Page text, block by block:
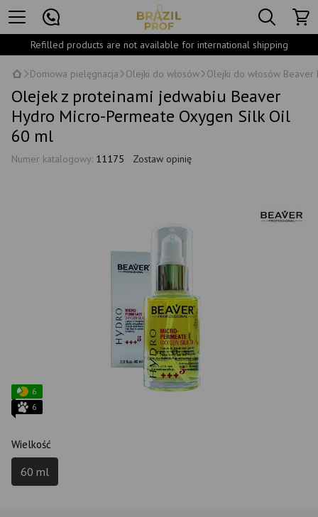
Refilled products are not available for international shipping
Domowa pielęgnacja Olejki do włosów Olejki do włosów Beaver
Olejek z proteinami jedwabiu Beaver
Hydro Micro-Permeate Oxygen Silk Oil
60 ml
Numer katalogowy: 11175 Zostaw opinię
6
6
Wielkość
60 ml